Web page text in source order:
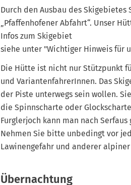
Durch den Ausbau des
„Pfaffenhofener Abfahrt“. Unser
Infos zum Skigebiet
siehe unter "Wichtiger Hinweis für
Die Hütte ist nicht nur Stützpunkt
und VariantenfahrerInnen. Das
der Piste unterwegs sein wollen.
die Spinnscharte oder
Furglerjoch kann man nach Serfaus
Nehmen Sie bitte unbedingt vor
Lawinengefahr und anderer
Übernachtung